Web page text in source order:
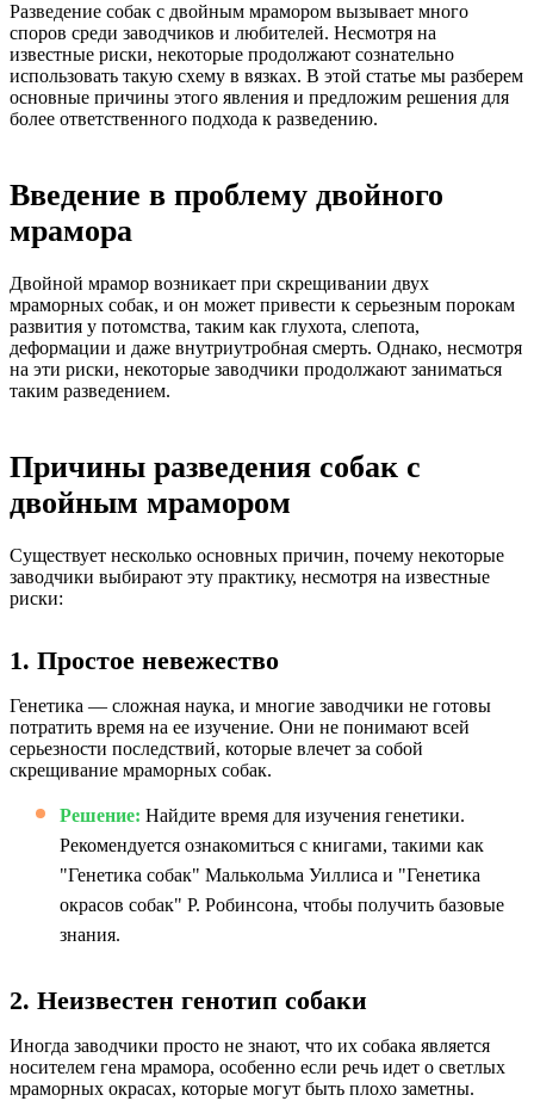
Разведение собак с двойным мрамором вызывает много
споров среди заводчиков и любителей. Несмотря на
известные риски, некоторые продолжают сознательно
использовать такую схему в вязках. В этой статье мы разберем
основные причины этого явления и предложим решения для
более ответственного подхода к разведению.
Введение в проблему двойного
мрамора
Двойной мрамор возникает при скрещивании двух
мраморных собак, и он может привести к серьезным порокам
развития у потомства, таким как глухота, слепота,
деформации и даже внутриутробная смерть. Однако, несмотря
на эти риски, некоторые заводчики продолжают заниматься
таким разведением.
Причины разведения собак с
двойным мрамором
Существует несколько основных причин, почему некоторые
заводчики выбирают эту практику, несмотря на известные
риски:
1. Простое невежество
Генетика — сложная наука, и многие заводчики не готовы
потратить время на ее изучение. Они не понимают всей
серьезности последствий, которые влечет за собой
скрещивание мраморных собак.
Решение: Найдите время для изучения генетики.
Рекомендуется ознакомиться с книгами, такими как
"Генетика собак" Малькольма Уиллиса и "Генетика
окрасов собак" Р. Робинсона, чтобы получить базовые
знания.
2. Неизвестен генотип собаки
Иногда заводчики просто не знают, что их собака является
носителем гена мрамора, особенно если речь идет о светлых
мраморных окрасах, которые могут быть плохо заметны.